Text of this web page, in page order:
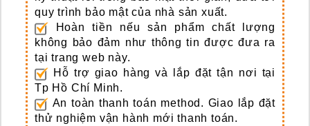
quy trình bảo mật của nhà sản xuất.
Hoàn tiền nếu sản phẩm chất lượng
không bảo đảm như thông tin được đưa ra
tại trang web này.
Hỗ trợ giao hàng và lắp đặt tận nơi tại
Tp Hồ Chí Minh.
An toàn thanh toán method. Giao lắp đặt
thử nghiệm vận hành mới thanh toán.